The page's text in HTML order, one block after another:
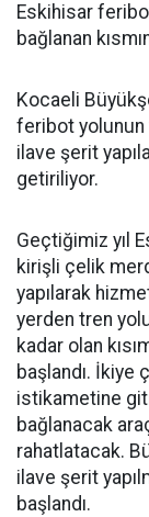
Eskihisar
bağlanan
Kocaeli
feribot yolunun
ilave şerit
getiriliyor.
Geçtiğimiz yıl
kirişli çelik
yapılarak
yerden tren
kadar olan
başlandı. İkiye
istikametine
bağlanacak
rahatlatacak.
ilave şerit
başlandı.